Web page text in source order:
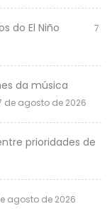
do El Niño
7
da música
de agosto de 2026
prioridades de
agosto de 2026